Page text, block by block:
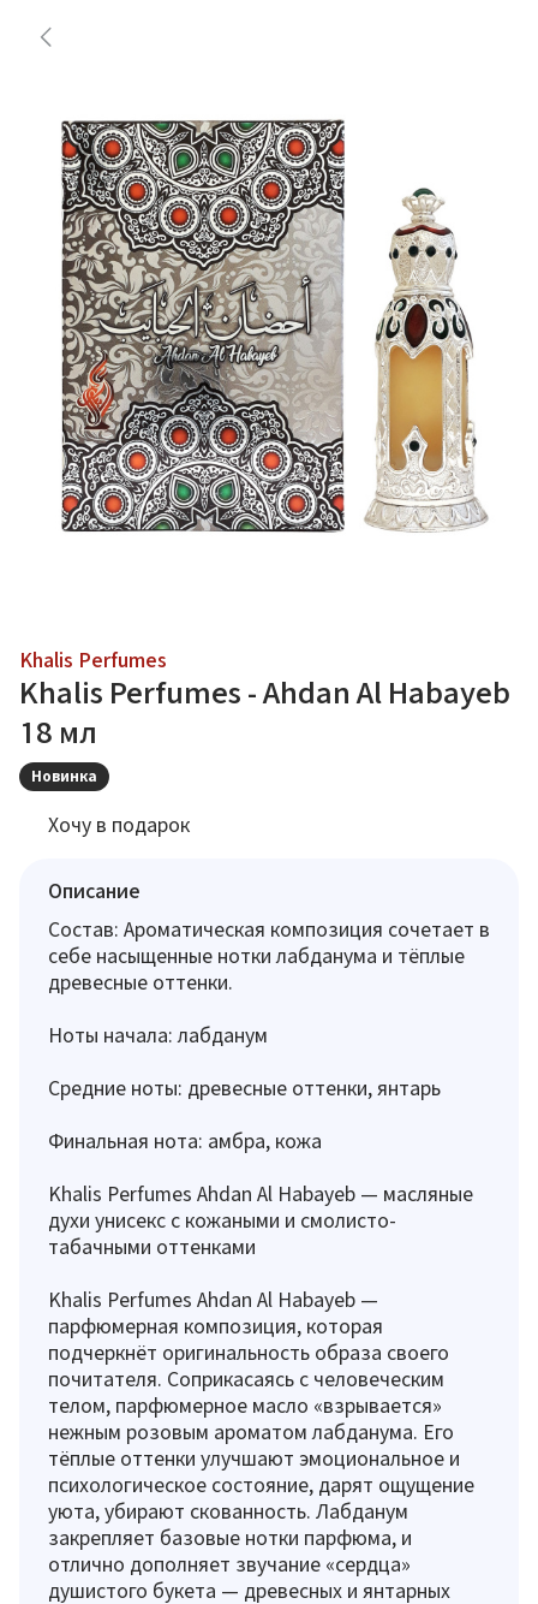
Khalis Perfumes
Khalis Perfumes - Ahdan Al Habayeb
18 мл
Новинка
Хочу в подарок
Описание
Состав: Ароматическая композиция сочетает в
себе насыщенные нотки лабданума и тёплые
древесные оттенки.
Ноты начала: лабданум
Средние ноты: древесные оттенки, янтарь
Финальная нота: амбра, кожа
Khalis Perfumes Ahdan Al Habayeb — масляные
духи унисекс с кожаными и смолисто-
табачными оттенками
Khalis Perfumes Ahdan Al Habayeb —
парфюмерная композиция, которая
подчеркнёт оригинальность образа своего
почитателя. Соприкасаясь с человеческим
телом, парфюмерное масло «взрывается»
нежным розовым ароматом лабданума. Его
тёплые оттенки улучшают эмоциональное и
психологическое состояние, дарят ощущение
уюта, убирают скованность. Лабданум
закрепляет базовые нотки парфюма, и
отлично дополняет звучание «сердца»
душистого букета — древесных и янтарных